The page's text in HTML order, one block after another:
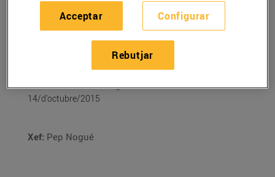
RECEPTES
Créme brulée de llet
d’ovella ripollesa
14/d’octubre/2015
Xef: Pep Nogué
Configurar
Rebutjar
Acceptar